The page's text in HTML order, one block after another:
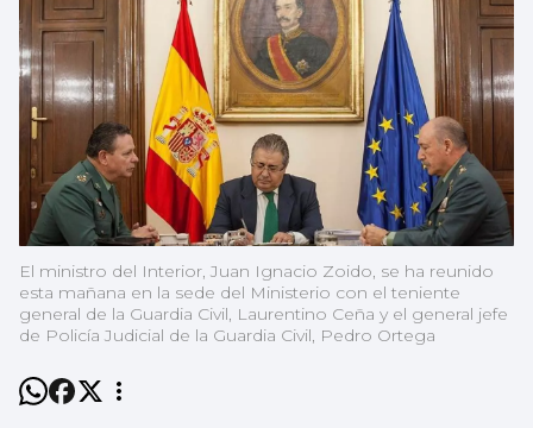
El ministro del Interior, Juan Ignacio Zoido, se ha reunido
esta mañana en la sede del Ministerio con el teniente
general de la Guardia Civil, Laurentino Ceña y el general jefe
de Policía Judicial de la Guardia Civil, Pedro Ortega